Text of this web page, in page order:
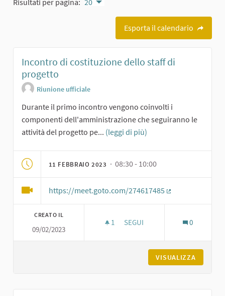
Esporta il calendario
Incontro di costituzione dello staff di
progetto
Riunione ufficiale
Durante il primo incontro vengono coinvolti i
componenti dell'amministrazione che seguiranno le
attività del progetto pe... (leggi di più)
11 FEBBRAIO 2023 · 08:30 - 10:00
https://meet.goto.com/274617485
CREATO IL
09/02/2023
1 1 SOSTENITORI
SEGUI 0
VISUALIZZA